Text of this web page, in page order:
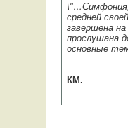
\"…Симфония,
средней
завершена
прослушана
основные
КМ.